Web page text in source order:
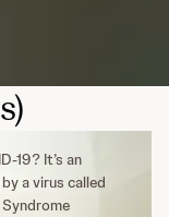
19? It’s an
a virus called